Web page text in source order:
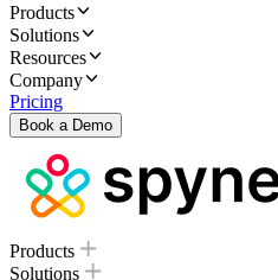
Products
Solutions
Resources
Company
Pricing
Book a Demo
Products
Solutions